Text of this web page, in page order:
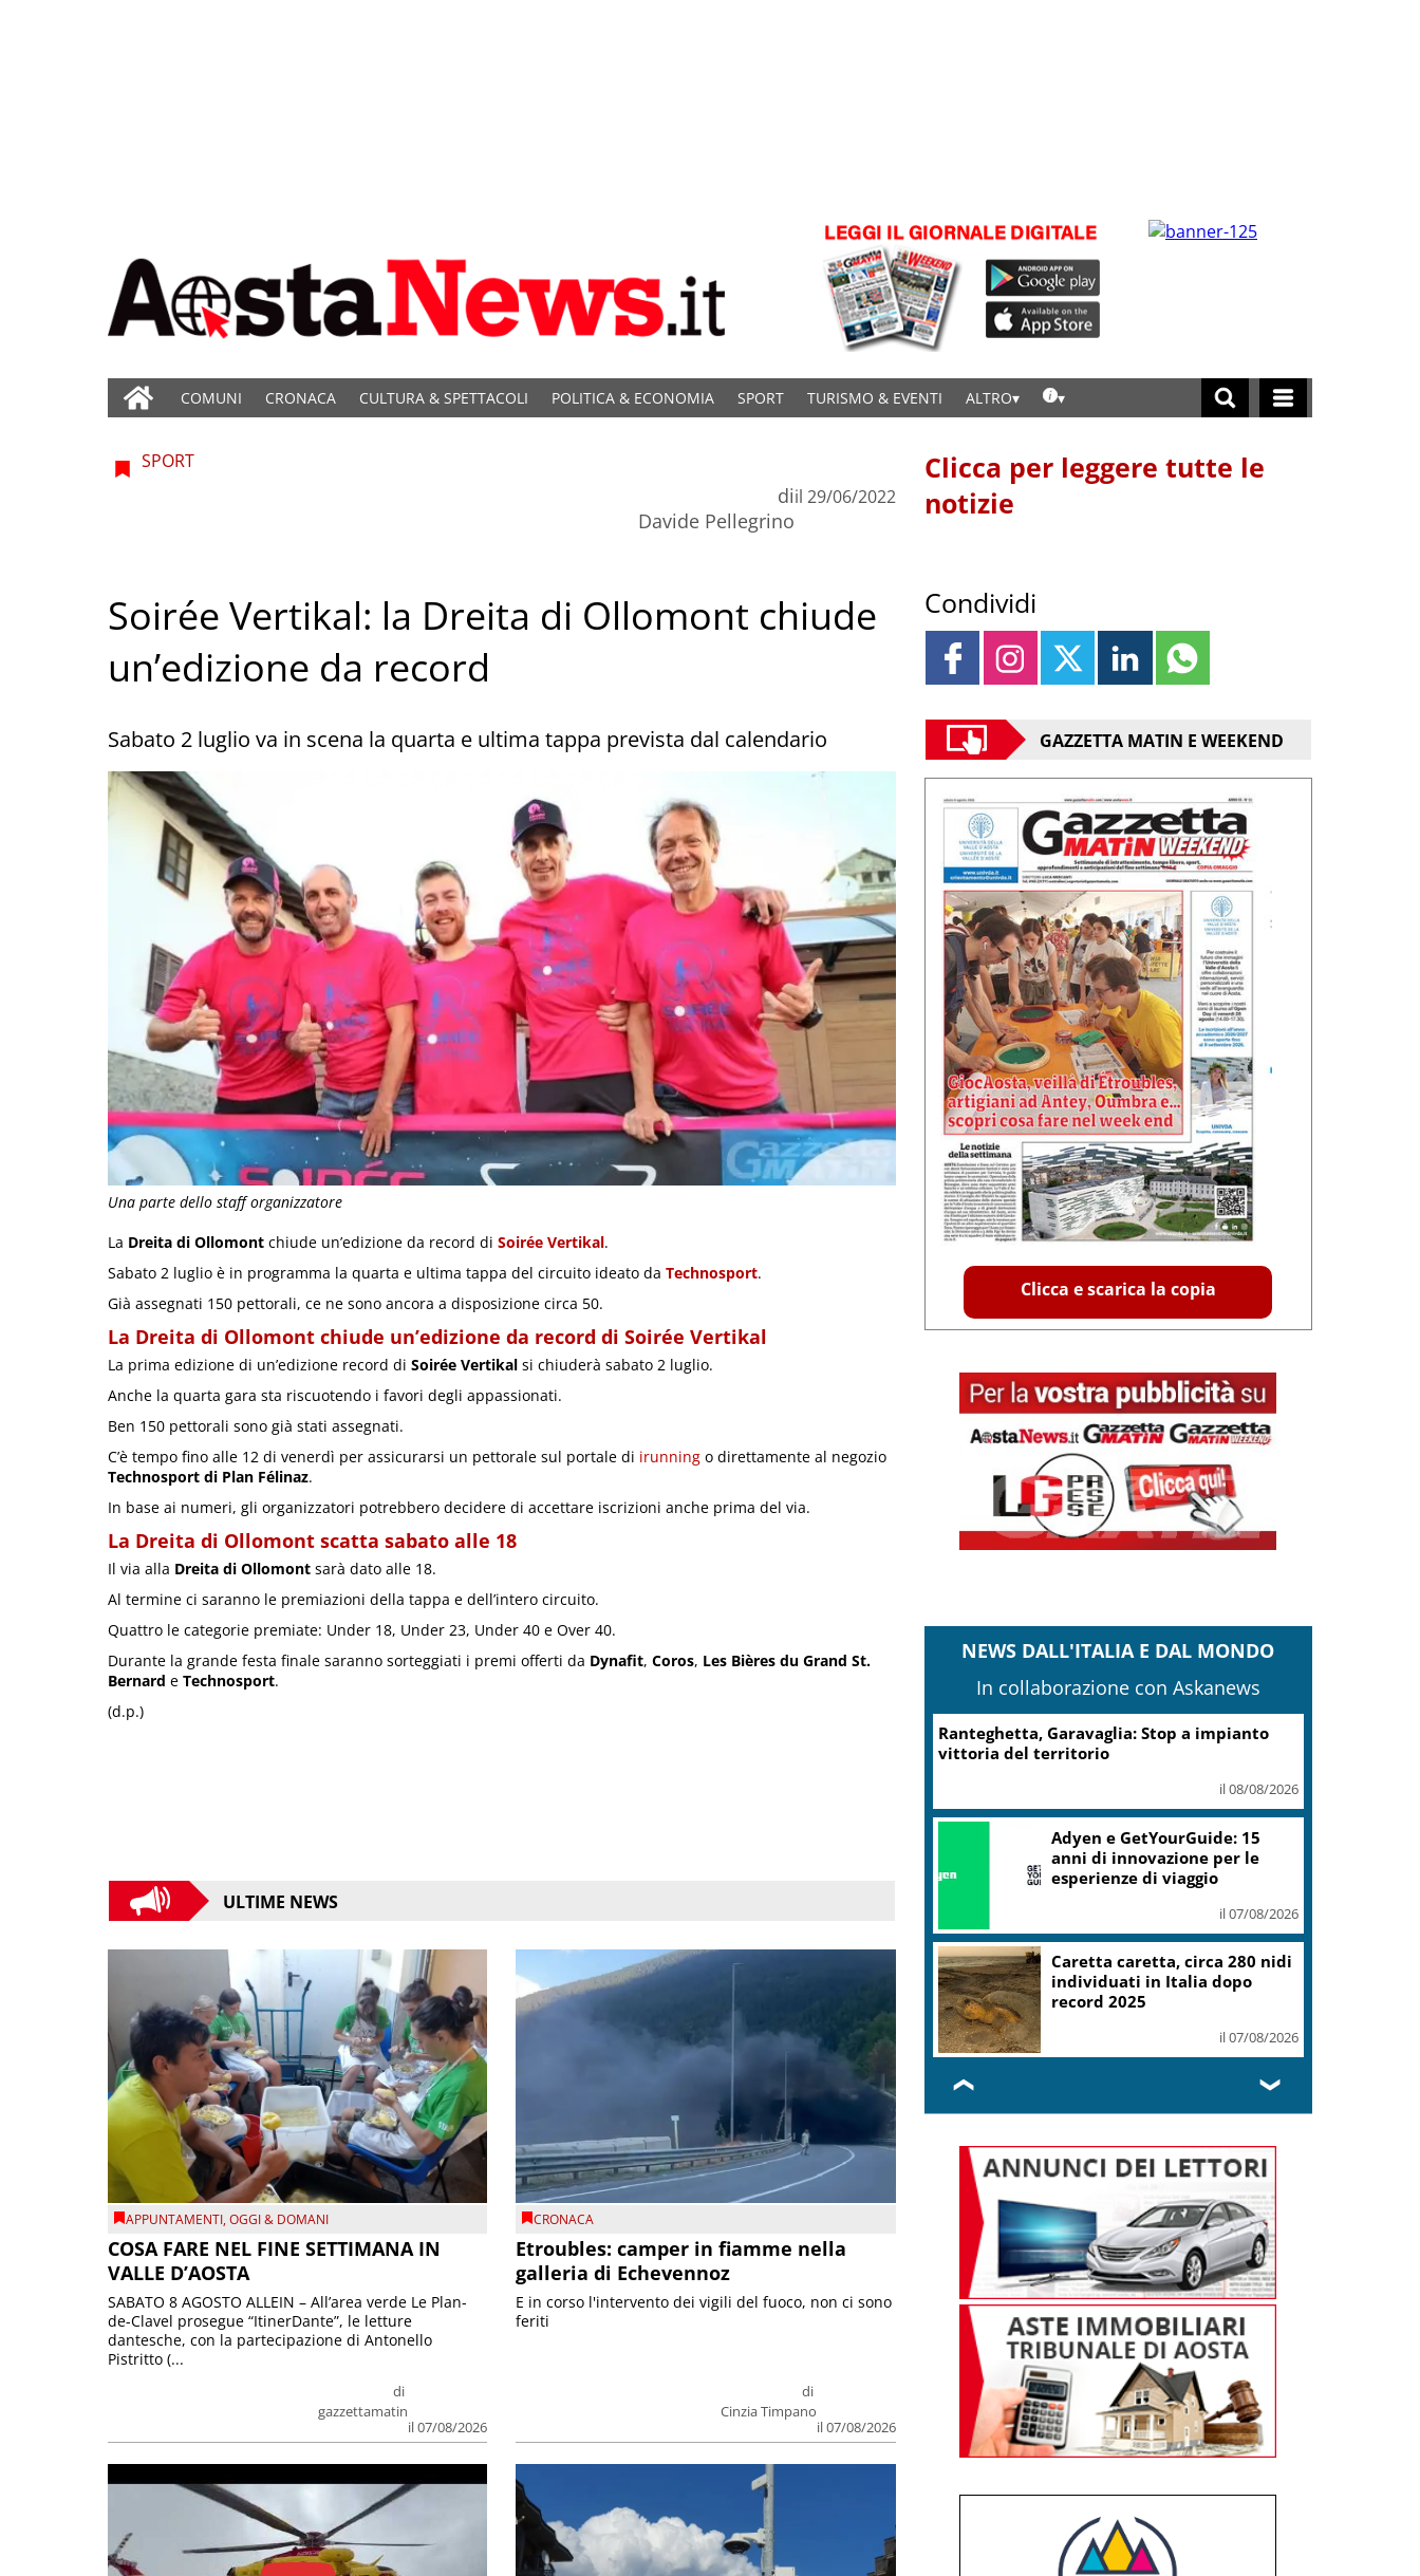
COMUNI CRONACA CULTURA & SPETTACOLI POLITICA & ECONOMIA SPORT TURISMO & EVENTI ALTRO
Una parte dello staff organizzatore
SPORT
di
Davide Pellegrino
il 29/06/2022
Soirée Vertikal: la Dreita di Ollomont chiude
un’edizione da record
Sabato 2 luglio va in scena la quarta e ultima tappa prevista dal calendario
La Dreita di Ollomont chiude un’edizione da record di Soirée Vertikal.
Sabato 2 luglio è in programma la quarta e ultima tappa del circuito ideato da Technosport.
Già assegnati 150 pettorali, ce ne sono ancora a disposizione circa 50.
La Dreita di Ollomont chiude un’edizione da record di Soirée Vertikal
La prima edizione di un’edizione record di Soirée Vertikal si chiuderà sabato 2 luglio.
Anche la quarta gara sta riscuotendo i favori degli appassionati.
Ben 150 pettorali sono già stati assegnati.
C’è tempo fino alle 12 di venerdì per assicurarsi un pettorale sul portale di irunning o direttamente al negozio
Technosport di Plan Félinaz.
In base ai numeri, gli organizzatori potrebbero decidere di accettare iscrizioni anche prima del via.
La Dreita di Ollomont scatta sabato alle 18
Il via alla Dreita di Ollomont sarà dato alle 18.
Al termine ci saranno le premiazioni della tappa e dell’intero circuito.
Quattro le categorie premiate: Under 18, Under 23, Under 40 e Over 40.
Durante la grande festa finale saranno sorteggiati i premi offerti da Dynafit, Coros, Les Bières du Grand St.
Bernard e Technosport.
(d.p.)
ULTIME NEWS
APPUNTAMENTI,OGGI & DOMANI
COSA FARE NEL FINE SETTIMANA IN
VALLE D’AOSTA
di
gazzettamatin
il 07/08/2026
SABATO 8 AGOSTO ALLEIN – All’area verde Le Plan-
de-Clavel prosegue “ItinerDante”, le letture
dantesche, con la partecipazione di Antonello
Pistritto (...
CRONACA
Etroubles: camper in fiamme nella
galleria di Echevennoz
di
Cinzia Timpano
il 07/08/2026
E in corso l'intervento dei vigili del fuoco, non ci sono
feriti
Clicca per leggere tutte le
notizie
Condividi
GAZZETTA MATIN E WEEKEND
Clicca e scarica la copia
NEWS DALL'ITALIA E DAL MONDO
In collaborazione con Askanews
Ranteghetta, Garavaglia: Stop a impianto
vittoria del territorio
il 08/08/2026
Adyen e GetYourGuide: 15
anni di innovazione per le
esperienze di viaggio
il 07/08/2026
Caretta caretta, circa 280 nidi
individuati in Italia dopo
record 2025
il 07/08/2026
❮ ❯